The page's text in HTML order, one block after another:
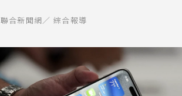
聯合新聞網／ 綜合報導